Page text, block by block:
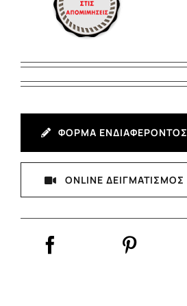
ΦΟΡΜΑ ΕΝΔΙΑΦΕΡΟΝΤΟΣ
ONLINE ΔΕΙΓΜΑΤΙΣΜΟΣ